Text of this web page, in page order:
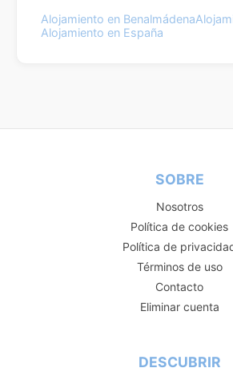
Alojamiento en Benalmádena
Alojamiento en España
SOBRE
Nosotros
Política de cookies
Política de
Términos de uso
Contacto
Eliminar cuenta
DESCUBRIR